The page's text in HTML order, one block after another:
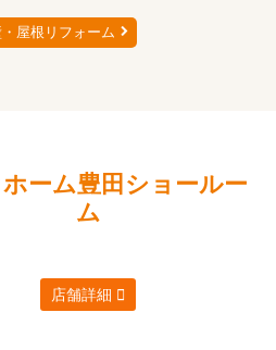
屋根リフォーム
ーム豊田ショールー
ム
店舗詳細